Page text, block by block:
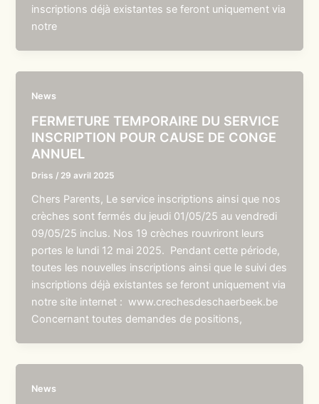
inscriptions déjà existantes se feront uniquement via
notre
News
FERMETURE TEMPORAIRE DU SERVICE
INSCRIPTION POUR CAUSE DE CONGE
ANNUEL
Driss / 29 avril 2025
Chers Parents, Le service inscriptions ainsi que nos
crèches sont fermés du jeudi 01/05/25 au vendredi
09/05/25 inclus. Nos 19 crèches rouvriront leurs
portes le lundi 12 mai 2025. Pendant cette période,
toutes les nouvelles inscriptions ainsi que le suivi des
inscriptions déjà existantes se feront uniquement via
notre site internet : www.crechesdeschaerbeek.be
Concernant toutes demandes de positions,
News